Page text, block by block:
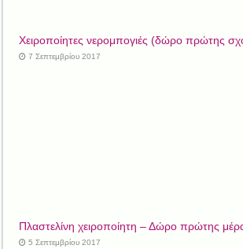
Xειροποίητες νερομπογιές (δώρο πρώτης
7 Σεπτεμβρίου 2017
Πλαστελίνη χειροποίητη – Δώρο πρώτης
5 Σεπτεμβρίου 2017